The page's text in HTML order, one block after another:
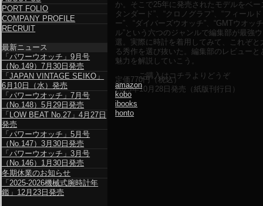
か。そこで25年に発売されたモデルをベー
タンダード”、“クロノグラフ”、“フィール
ー”、“ダイバーズウオッチ”、“GMTウオッ
ル”という六つのジャンルで編集部が最強
選。実際に時計を着用してみて、これぞと
る秀作を選び抜いた。編集部のレビューと
魅力を解説していこう。
定価770円（税込）
2025年10月28日発売（紙版刊行日）
ご購入はコチラよりどうぞ
amazon
kobo
ibooks
honto
PORT FOLIO
COMPANY PROFILE
RECRUIT
最新ニュース
「パワーウオッチ」9月号
（No.149）7月30日発売
「JAPAN VINTAGE SEIKO」
6月10日（水）発売
「パワーウオッチ」7月号
（No.148）5月29日発売
「LOW BEAT No.27」4月27日
発売
「パワーウオッチ」5月号
（No.147）3月30日発売
「パワーウオッチ」3月号
（No.146）1月30日発売
冬期休業のお知らせ
「2025-2026機械式腕時計年
鑑」12月23日発売